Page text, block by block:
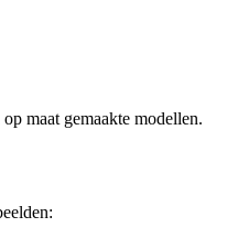
maat gemaakte modellen.